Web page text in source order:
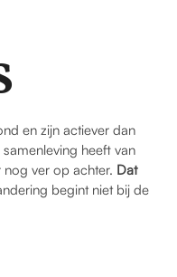
en zijn actiever dan
heeft van
ver op achter. Dat
begint niet bij de